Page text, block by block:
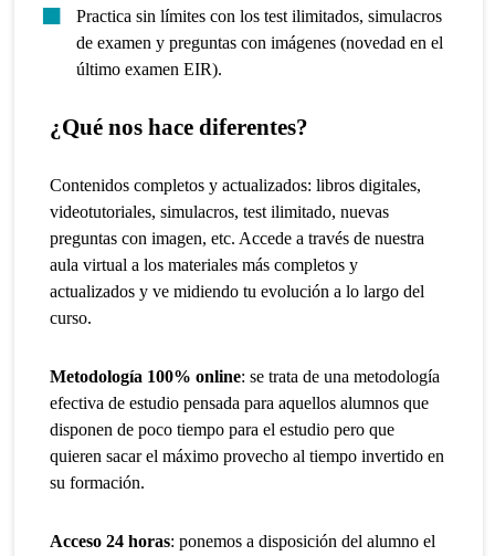
Practica sin límites con los test ilimitados, simulacros
de examen y preguntas con imágenes (novedad en el
último examen EIR).
¿Qué nos hace diferentes?
Contenidos completos y actualizados: libros digitales,
videotutoriales, simulacros, testilimitado, nuevas
preguntas con imagen, etc. Accede a través de nuestra
aula virtual a los materiales más completos y
actualizados y ve midiendo tu evolución a lo largo del
curso.
Metodología 100% online: se trata de una metodología
efectiva de estudio pensada para aquellos alumnos que
disponen de poco tiempo para el estudio pero que
quieren sacar el máximo provecho al tiempo invertido en
su formación.
Acceso 24 horas: ponemos a disposición del alumno el